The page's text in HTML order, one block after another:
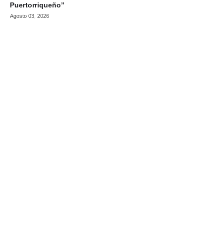
Puertorriqueño”
Agosto 03, 2026